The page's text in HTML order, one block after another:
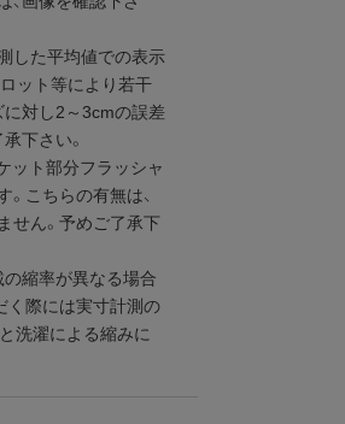
した平均値での表示
ット等により若干
に対し2～3cmの誤差
下さい。
ット部分フラッシャ
こちらの有無は、
せん。予めご了承下
縮率が異なる場合
く際には実寸計測の
洗濯による縮みに